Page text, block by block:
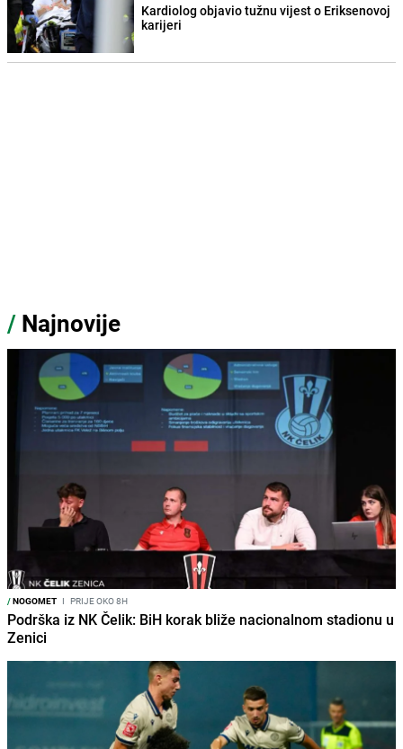
Kardiolog objavio tužnu vijest o Eriksenovoj
karijeri
/ Najnovije
/NOGOMET I PRIJE OKO 8H
Podrška iz NK Čelik: BiH korak bliže nacionalnom stadionu u
Zenici